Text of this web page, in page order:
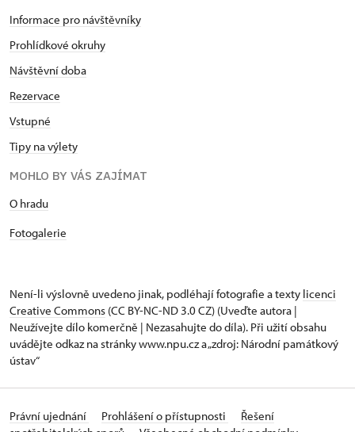
Informace pro návštěvníky
Prohlídkové okruhy
Návštěvní doba
Rezervace
Vstupné
Tipy na výlety
MOHLO BY VÁS ZAJÍMAT
O hradu
Fotogalerie
Není-li výslovně uvedeno jinak, podléhají fotografie a texty licenci
Creative Commons (CC BY-NC-ND 3.0 CZ) (Uveďte autora |
Neužívejte dílo komerčně | Nezasahujte do díla). Při užití obsahu
uvádějte odkaz na stránky www.npu.cz a „zdroj: Národní památkový
ústav“
Právní ujednání Prohlášení o přístupnosti
Řešení